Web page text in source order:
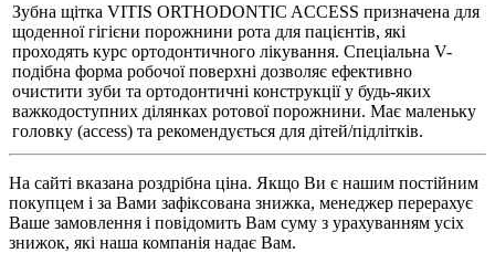
Зубна щітка VITIS ORTHODONTIC ACCESS призначена для
щоденної гігієни порожнини рота для пацієнтів, які
проходять курс ортодонтичного лікування. Спеціальна V-
подібна форма робочої поверхні дозволяє ефективно
очистити зуби та ортодонтичні конструкції у будь-яких
важкодоступних ділянках ротової порожнини. Має маленьку
головку (access) та рекомендується для дітей/підлітків.
На сайті вказана роздрібна ціна. Якщо Ви є нашим постійним
покупцем і за Вами зафіксована знижка, менеджер перерахує
Ваше замовлення і повідомить Вам суму з урахуванням усіх
знижок, які наша компанія надає Вам.